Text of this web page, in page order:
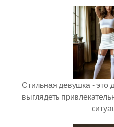
Стильная девушка - это
выглядеть